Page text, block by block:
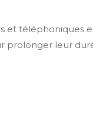
et téléphoniques
prolonger leur